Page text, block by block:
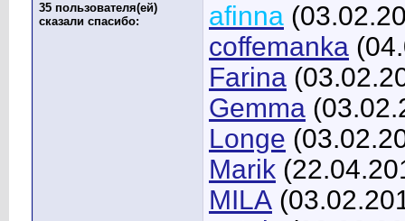
35 пользователя(ей)
сказали cпасибо:
afinna
coffemanka
Farina
Gemma
Longe
Marik
MILA